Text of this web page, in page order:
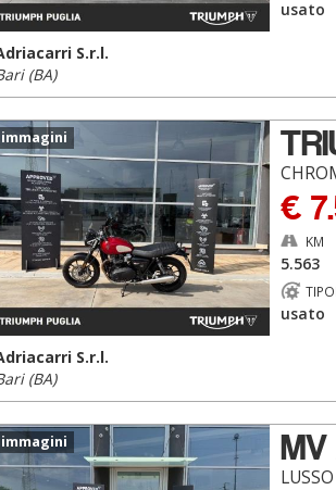
usato
S.r.l.
(BA)
immagini
€
KM
5.563
usato
S.r.l.
(BA)
immagini